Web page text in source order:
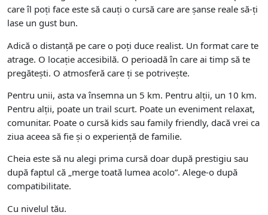
care îl poți face este să cauți o cursă care are șanse reale să-ți
lase un gust bun.
Adică o distanță pe care o poți duce realist. Un format care te
atrage. O locație accesibilă. O perioadă în care ai timp să te
pregătești. O atmosferă care ți se potrivește.
Pentru unii, asta va însemna un 5 km. Pentru alții, un 10 km.
Pentru alții, poate un trail scurt. Poate un eveniment relaxat,
comunitar. Poate o cursă kids sau family friendly, dacă vrei ca
ziua aceea să fie și o experiență de familie.
Cheia este să nu alegi prima cursă doar după prestigiu sau
după faptul că „merge toată lumea acolo”. Alege-o după
compatibilitate.
Cu nivelul tău.